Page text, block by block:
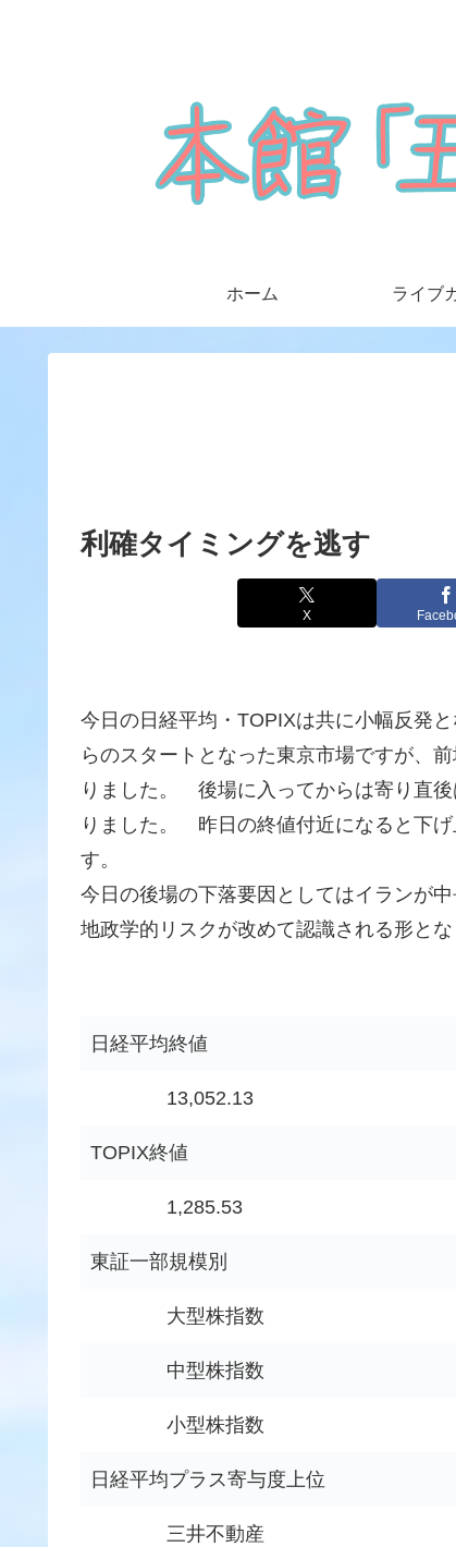
ホーム ライブ
利確タイミングを逃す
X
今日の日経平均・TOPIXは共に小幅反発
らのスタートとなった東京市場ですが、
りました。 後場に入ってからは寄り直
りました。 昨日の終値付近になると下
す。
今日の後場の下落要因としてはイランが
地政学的リスクが改めて認識される形と
日経平均終値
13,052.13
TOPIX終値
1,285.53
東証一部規模別
大型株指数
中型株指数
小型株指数
日経平均プラス寄与度上位
三井不動産